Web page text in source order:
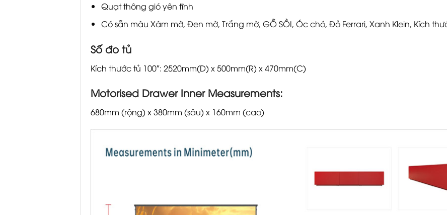
Quạt thông gió yên tĩnh
Có sẵn màu Xám mờ, Đen mờ, Trắng mờ, GỖ SỒI, Óc chó, Đỏ Ferrari, Xanh Klein, Kích
Số đo tủ
Kích thước tủ 100″: 2520mm(D) x 500mm(R) x 470mm(C)
Motorised Drawer Inner Measurements:
680mm (rộng) x 380mm (sâu) x 160mm (cao)